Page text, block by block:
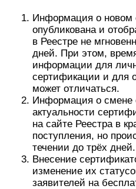
Информация о новом
опубликована и
в Реестре не
дней. При этом,
информации для
сертификации и для
может отличаться.
Информация о смене
актуальности
на сайте Реестра в
поступления, но
течении до трёх дней.
Внесение
изменение их
заявителей на